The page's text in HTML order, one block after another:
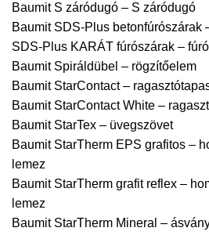
Baumit S záródugó – S záródugó
Baumit SDS-Plus betonfúrószárak
SDS-Plus KARÁT fúrószárak –
Baumit Spiráldübel – rögzítőelem
Baumit StarContact –
Baumit StarContact White –
Baumit StarTex – üvegszövet
Baumit StarTherm EPS grafitos –
lemez
Baumit StarTherm grafit reflex –
lemez
Baumit StarTherm Mineral –